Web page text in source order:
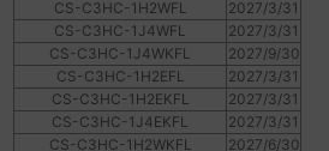
CS-C3HC-1H2WFL
2027/3/31
CS-C3HC-1J4WFL
2027/3/31
CS-C3HC-1J4WKFL
2027/9/30
CS-C3HC-1H2EFL
2027/3/31
CS-C3HC-1H2EKFL
2027/3/31
CS-C3HC-1J4EKFL
2027/3/31
CS-C3HC-1H2WKFL
2027/6/30